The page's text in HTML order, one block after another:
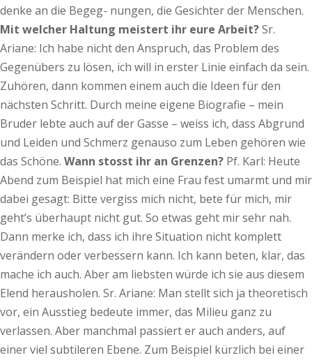
denke an die Begeg- nungen, die Gesichter der Menschen.
Mit welcher Haltung meistert ihr eure Arbeit?Sr.
Ariane: Ich habe nicht den Anspruch, das Problem des
Gegenübers zu lösen, ich will in erster Linie einfach da sein.
Zuhören, dann kommen einem auch die Ideen für den
nächsten Schritt. Durch meine eigene Biografie – mein
Bruder lebte auch auf der Gasse – weiss ich, dass Abgrund
und Leiden und Schmerz genauso zum Leben gehören wie
das Schöne. Wann stosst ihr an Grenzen? Pf. Karl: Heute
Abend zum Beispiel hat mich eine Frau fest umarmt und mir
dabei gesagt: Bitte vergiss mich nicht, bete für mich, mir
geht’s überhaupt nicht gut. So etwas geht mir sehr nah.
Dann merke ich, dass ich ihre Situation nicht komplett
verändern oder verbessern kann. Ich kann beten, klar, das
mache ich auch. Aber am liebsten würde ich sie aus diesem
Elend herausholen. Sr. Ariane: Man stellt sich ja theoretisch
vor, ein Ausstieg bedeute immer, das Milieu ganz zu
verlassen. Aber manchmal passiert er auch anders, auf
einer viel subtileren Ebene. Zum Beispiel kürzlich bei einer